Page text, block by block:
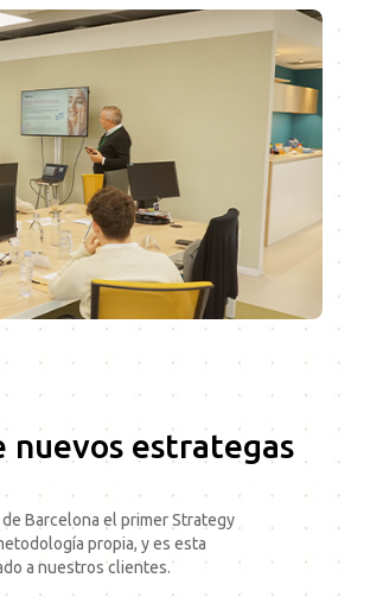
nuevos estrategas
Barcelona el primer Strategy
propia, y es esta
a nuestros clientes.